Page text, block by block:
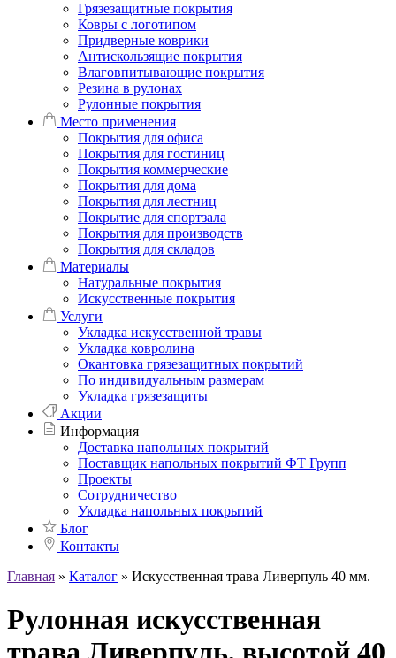
Грязезащитные покрытия
Ковры с логотипом
Придверные коврики
Антискользящие покрытия
Влаговпитывающие покрытия
Резина в рулонах
Рулонные покрытия
Место применения
Покрытия для офиса
Покрытия для гостиниц
Покрытия коммерческие
Покрытия для дома
Покрытия для лестниц
Покрытие для спортзала
Покрытия для производств
Покрытия для складов
Материалы
Натуральные покрытия
Искусственные покрытия
Услуги
Укладка искусственной травы
Укладка ковролина
Окантовка грязезащитных покрытий
По индивидуальным размерам
Укладка грязезащиты
Акции
Информация
Доставка напольных покрытий
Поставщик напольных покрытий ФТ Групп
Проекты
Сотрудничество
Укладка напольных покрытий
Блог
Контакты
Главная » Каталог » Искусственная трава Ливерпуль 40 мм.
Рулонная искусственная